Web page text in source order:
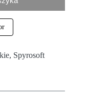
, Spyrosoft